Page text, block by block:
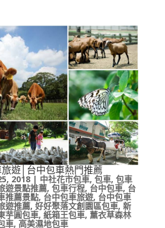
遊│台中包車熱門推薦
2018| 中社花市包車, 包車, 包車
遊景點推薦, 包車行程, 台中包車, 台
推薦景點, 台中包車旅遊, 台中包車
遊推薦, 好好聚落文創園區包車, 新
芋圓包車, 紙箱王包車, 薰衣草森林
車, 高美濕地包車